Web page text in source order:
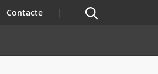
Contacte Cercador